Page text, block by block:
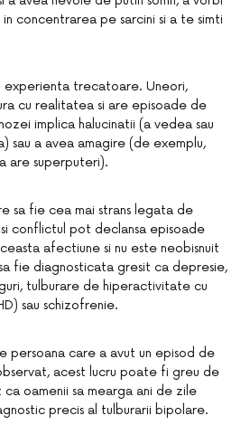
concentrarea pe sarcini si a te simti
experienta trecatoare. Uneori,
cu realitatea si are episoade de
implica halucinatii (a vedea sau
sau a avea amagire (de exemplu,
are superputeri).
sa fie cea mai strans legata de
conflictul pot declansa episoade
afectiune si nu este neobisnuit
fie diagnosticata gresit ca depresie,
tulburare de hiperactivitate cu
sau schizofrenie.
persoana care a avut un episod de
acest lucru poate fi greu de
ca oamenii sa mearga ani de zile
precis al tulburarii bipolare.